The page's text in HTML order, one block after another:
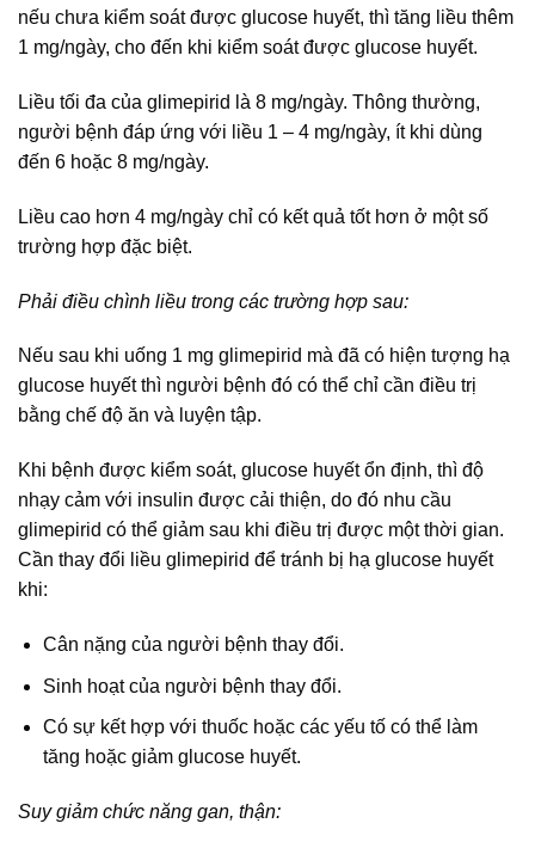
nếu chưa kiểm soát được glucose huyết, thì tăng liều thêm
1 mg/ngày, cho đến khi kiểm soát được glucose huyết.
Liều tối đa của glimepirid là 8 mg/ngày. Thông thường,
người bệnh đáp ứng với liều 1 – 4 mg/ngày, ít khi dùng
đến 6 hoặc 8 mg/ngày.
Liều cao hơn 4 mg/ngày chỉ có kết quả tốt hơn ở một số
trường hợp đặc biệt.
Phải điều chình liều trong các trường hợp sau:
Nếu sau khi uống 1 mg glimepirid mà đã có hiện tượng hạ
glucose huyết thì người bệnh đó có thể chỉ cần điều trị
bằng chế độ ăn và luyện tập.
Khi bệnh được kiểm soát, glucose huyết ổn định, thì độ
nhạy cảm với insulin được cải thiện, do đó nhu cầu
glimepirid có thể giảm sau khi điều trị được một thời gian.
Cần thay đổi liều glimepirid để tránh bị hạ glucose huyết
khi:
Cân nặng của người bệnh thay đổi.
Sinh hoạt của người bệnh thay đổi.
Có sự kết hợp với thuốc hoặc các yếu tố có thể làm
tăng hoặc giảm glucose huyết.
Suy giảm chức năng gan, thận: